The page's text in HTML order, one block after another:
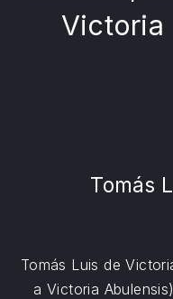
Victoria
Tomás
Tomás Luis de
a Victoria